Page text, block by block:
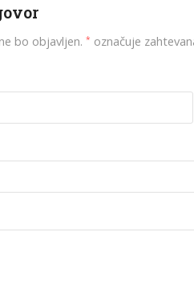
bo objavljen. * označuje